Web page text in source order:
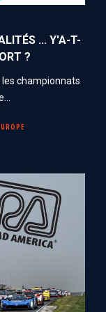
... Y'A-T-
?
championnats